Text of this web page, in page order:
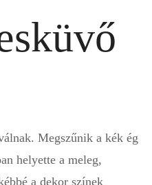
Megszűnik a kék ég
helyette a meleg,
a dekor színek